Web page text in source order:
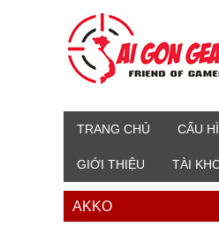
TRANG CHỦ CẤU
GIỚI THIỆU TÀI
AKKO